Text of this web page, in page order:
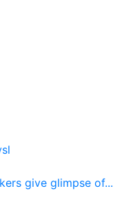
give glimpse of...